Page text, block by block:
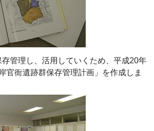
存管理し、活用していくため、平成20年
官衙遺跡群保存管理計画」を作成しま